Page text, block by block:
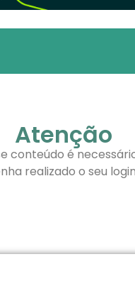
Atenção
conteúdo é
realizado o seu